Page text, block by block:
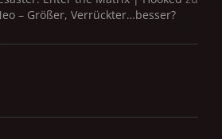
– Größer, Verrückter…besser?